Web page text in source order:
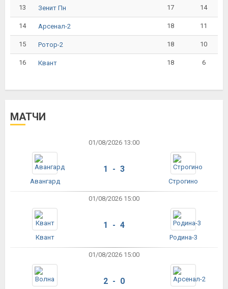
13 Зенит Пн 17 14
14 Арсенал-2 18 11
15 Ротор-2 18 10
16 Квант 18 6
МАТЧИ
01/08/2026 13:00
Авангард
1 - 3
Строгино
01/08/2026 15:00
Квант
1 - 4
Родина-3
01/08/2026 15:00
2 - 0